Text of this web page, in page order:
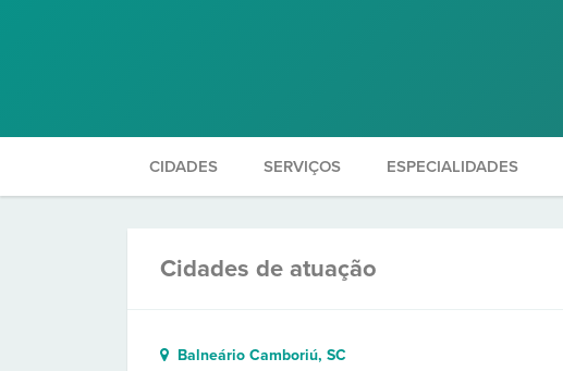
CIDADES SERVIÇOS ESPECIALIDADES
Cidades de atuação
Balneário Camboriú, SC